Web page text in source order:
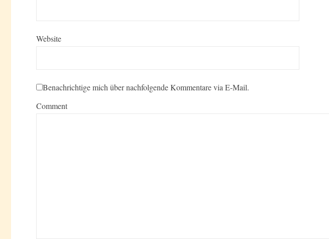
Website
Benachrichtige mich über nachfolgende Kommentare via E-Mail.
Comment